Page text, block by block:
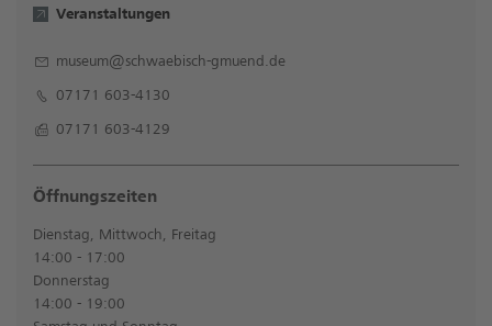
Veranstaltungen
museum@schwaebisch-gmuend.de
07171 603-4130
07171 603-4129
Öffnungszeiten
Dienstag, Mittwoch, Freitag
14:00 - 17:00
Donnerstag
14:00 - 19:00